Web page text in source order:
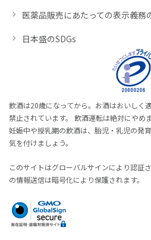
医薬品販売にあたっての表示義務
日本盛のSDGs
飲酒は20歳になってから。お酒はおいしく
禁止されています。 飲酒運転は絶対にやめま
妊娠中や授乳期の飲酒は、胎児・乳児の発
気を付けましょう。
このサイトはグローバルサインにより認証
の情報送信は暗号化により保護されます。